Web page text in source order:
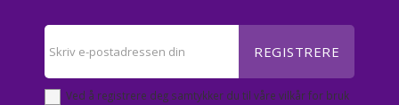
REGISTRERE
Ved å registrere deg samtykker du til våre vilkår for bruk